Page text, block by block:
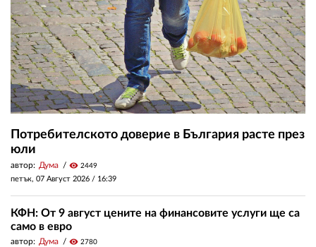
Потребителското доверие в България расте през
юли
автор: Дума visibility 2449
петък, 07 Август 2026 / 16:39
КФН: От 9 август цените на финансовите услуги ще са
само в евро
автор: Дума visibility 2780